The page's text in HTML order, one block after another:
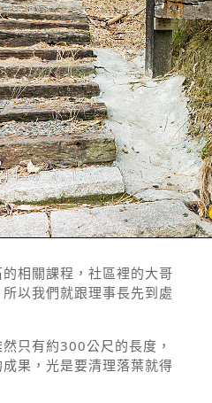
相關課程，社區裡的大哥
以我們就跟理事長先到處
只有約300公尺的長度，
果，光是要清理落葉就得